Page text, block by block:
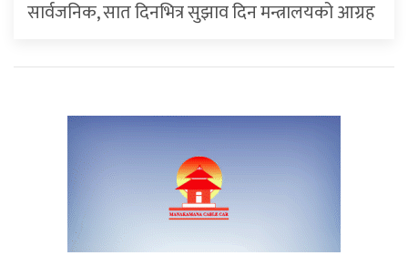
सार्वजनिक, सात दिनभित्र सुझाव दिन मन्त्रालयको आग्रह